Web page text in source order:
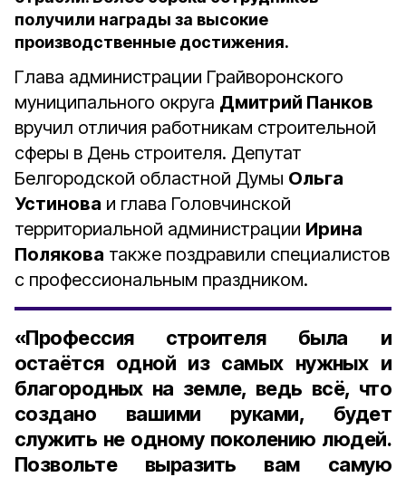
получили награды за высокие
производственные достижения.
Глава администрации Грайворонского
муниципального округа Дмитрий Панков
вручил отличия работникам строительной
сферы в День строителя. Депутат
Белгородской областной Думы Ольга
Устинова и глава Головчинской
территориальной администрации Ирина
Полякова также поздравили специалистов
с профессиональным праздником.
«Профессия строителя была и
остаётся одной из самых нужных и
благородных на земле, ведь всё, что
создано вашими руками, будет
служить не одному поколению людей.
Позвольте выразить вам самую